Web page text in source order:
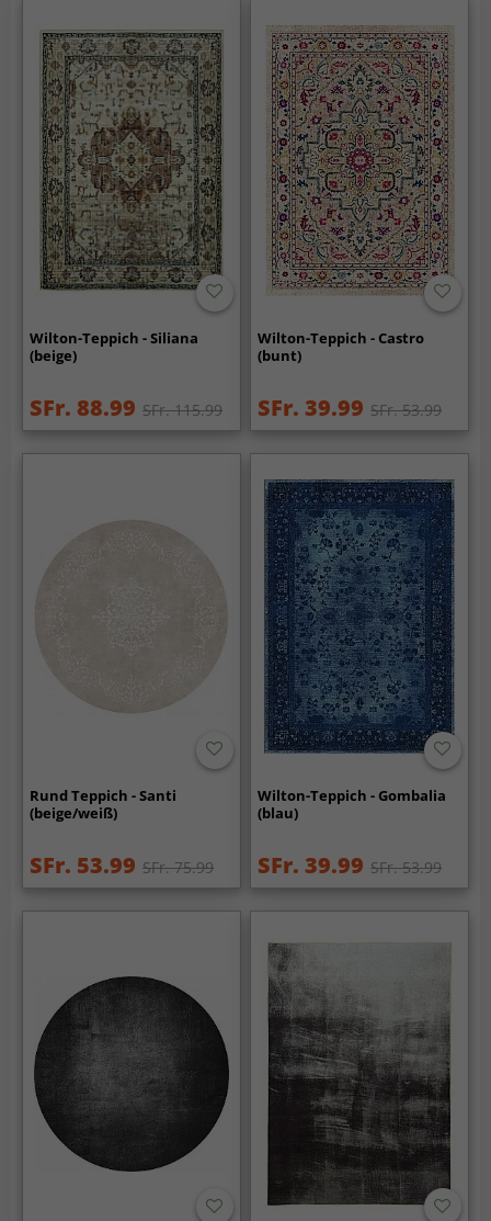
Wilton-Teppich - Siliana
(beige)
SFr. 88.99 SFr. 115.99
Wilton-Teppich - Castro
(bunt)
SFr. 39.99 SFr. 53.99
Rund Teppich - Santi
(beige/weiß)
SFr. 53.99 SFr. 75.99
Wilton-Teppich - Gombalia
(blau)
SFr. 39.99 SFr. 53.99